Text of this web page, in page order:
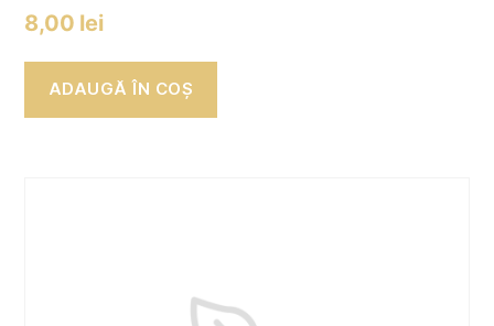
8,00 lei
ADAUGĂ ÎN COȘ